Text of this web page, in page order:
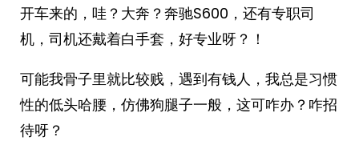
开车来的，哇？大奔？奔驰S600，还有专职司
机，司机还戴着白手套，好专业呀？！
可能我骨子里就比较贱，遇到有钱人，我总是习惯
性的低头哈腰，仿佛狗腿子一般，这可咋办？咋招
待呀？